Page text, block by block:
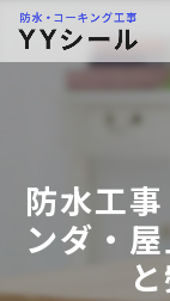
防水工
ンダ・